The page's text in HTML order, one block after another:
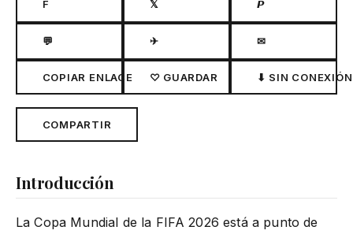
F 𝕏 𝙋
💬 ✈ ✉
COPIAR ENLACE ♡ GUARDAR ⬇ SIN CONEXIÓN
COMPARTIR
Introducción
La Copa Mundial de la FIFA 2026 está a punto de